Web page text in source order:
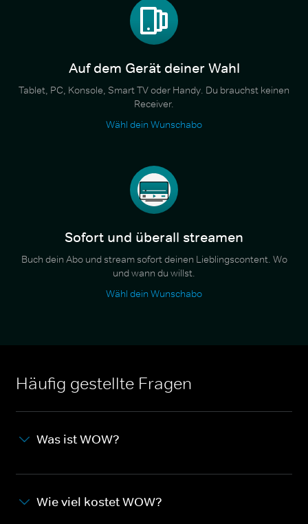
Auf dem Gerät deiner Wahl
Tablet, PC, Konsole, Smart TV oder Handy. Du brauchst keinen
Receiver.
Wähl dein Wunschabo
Sofort und überall streamen
Buch dein Abo und stream sofort deinen Lieblingscontent. Wo
und wann du willst.
Wähl dein Wunschabo
Häufig gestellte Fragen
Was ist WOW?
Wie viel kostet WOW?